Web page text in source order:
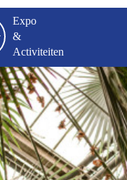
Expo
&
Activiteiten